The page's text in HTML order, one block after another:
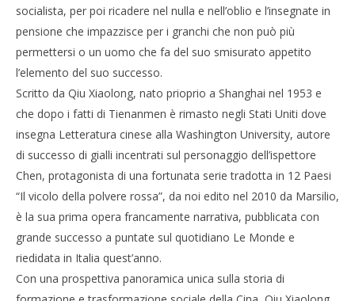
NOW VIEWING
Una nazione di polvere rossa
13/05/2013
Redazione
socialista, per poi ricadere nel nulla e nell’oblio e l’insegnate in
pensione che impazzisce per i granchi che non può più
permettersi o un uomo che fa del suo smisurato appetito
l’elemento del suo successo.
Scritto da Qiu Xiaolong, nato prioprio a Shanghai nel 1953 e
che dopo i fatti di Tienanmen è rimasto negli Stati Uniti dove
insegna Letteratura cinese alla Washington University, autore
di successo di gialli incentrati sul personaggio dell’ispettore
Chen, protagonista di una fortunata serie tradotta in 12 Paesi
“Il vicolo della polvere rossa”, da noi edito nel 2010 da Marsilio,
è la sua prima opera francamente narrativa, pubblicata con
grande successo a puntate sul quotidiano Le Monde e
riedidata in Italia quest’anno.
Con una prospettiva panoramica unica sulla storia di